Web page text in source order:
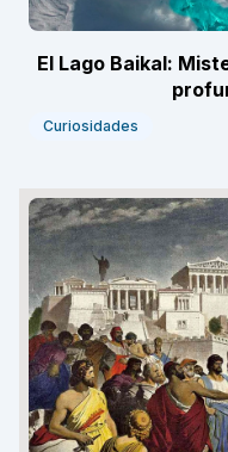
El Lago Baikal:
Curiosidades